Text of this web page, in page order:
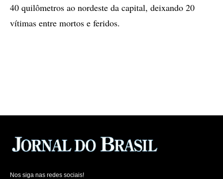
40 quilômetros ao nordeste da capital, deixando 20
vítimas entre mortos e feridos.
Nos siga nas redes sociais!